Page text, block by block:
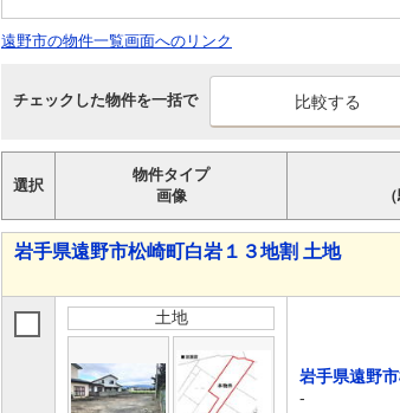
遠野市の物件一覧画面へのリンク
チェックした物件を一括で
選択
物件タイプ
画像
岩手県遠野市松崎町白岩１３地割 土地
土地
岩手県遠野
-